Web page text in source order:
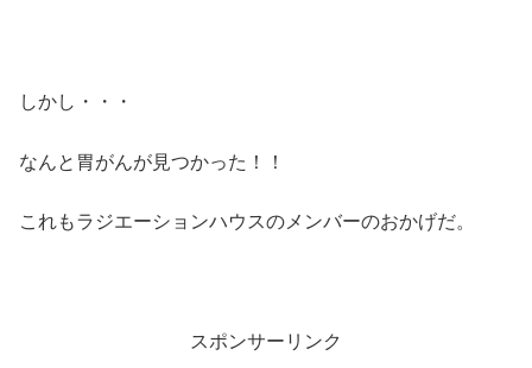
しかし・・・
なんと胃がんが見つかった！！
これもラジエーションハウスのメンバーのおかげだ。
スポンサーリンク